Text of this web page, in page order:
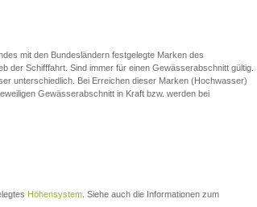
mit den Bundesländern festgelegte Marken des
der Schifffahrt. Sind immer für einen Gewässerabschnitt gültig.
unterschiedlich. Bei Erreichen dieser Marken (Hochwasser)
Gewässerabschnitt in Kraft bzw. werden bei
Höhensystem . Siehe auch die Informationen zum